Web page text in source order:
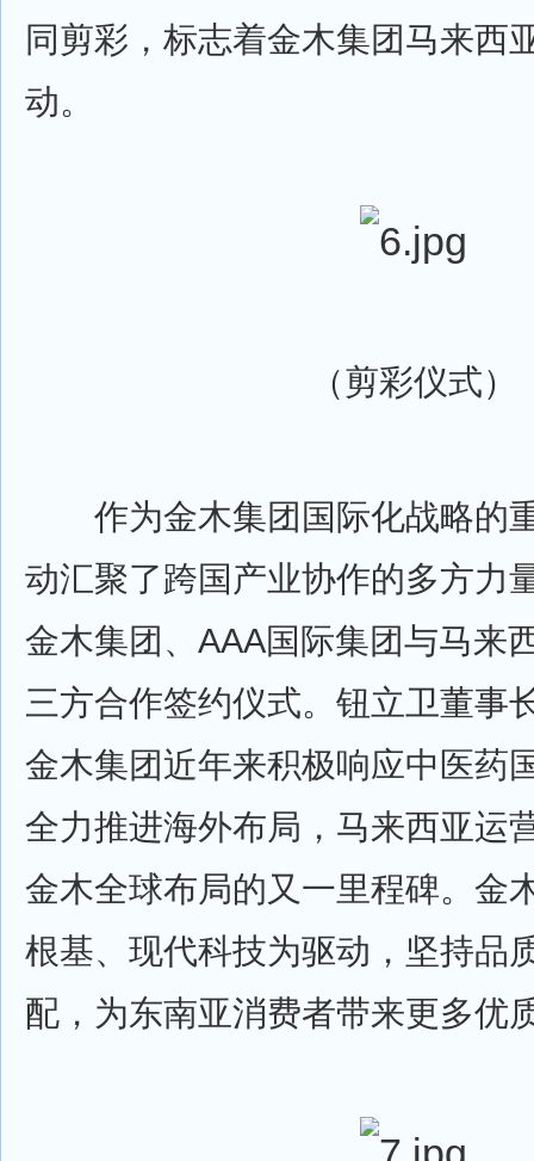
同剪彩，标志着金木集团马来西
动。
（剪彩仪式）
作为金木集团国际化战略的
动汇聚了跨国产业协作的多方力
金木集团、AAA国际集团与马来
三方合作签约仪式。钮立卫董事
金木集团近年来积极响应中医药
全力推进海外布局，马来西亚运
金木全球布局的又一里程碑。金
根基、现代科技为驱动，坚持品
配，为东南亚消费者带来更多优